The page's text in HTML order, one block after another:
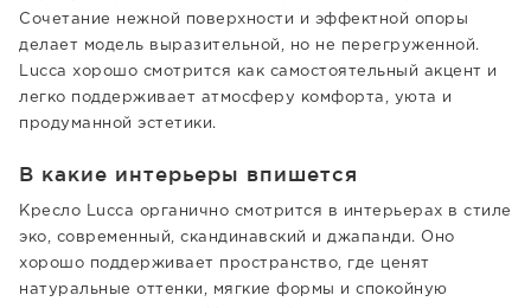
Сочетание нежной поверхности и эффектной опоры
делает модель выразительной, но не перегруженной.
Lucca хорошо смотрится как самостоятельный акцент и
легко поддерживает атмосферу комфорта, уюта и
продуманной эстетики.
В какие интерьеры впишется
Кресло Lucca органично смотрится в интерьерах в стиле
эко, современный, скандинавский и джапанди. Оно
хорошо поддерживает пространство, где ценят
натуральные оттенки, мягкие формы и спокойную